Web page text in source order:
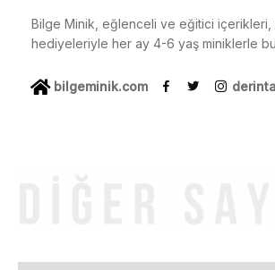
Bilge Minik, eğlenceli ve eğitici içerikleri,
hediyeleriyle her ay 4-6 yaş miniklerle
bilgeminik.com